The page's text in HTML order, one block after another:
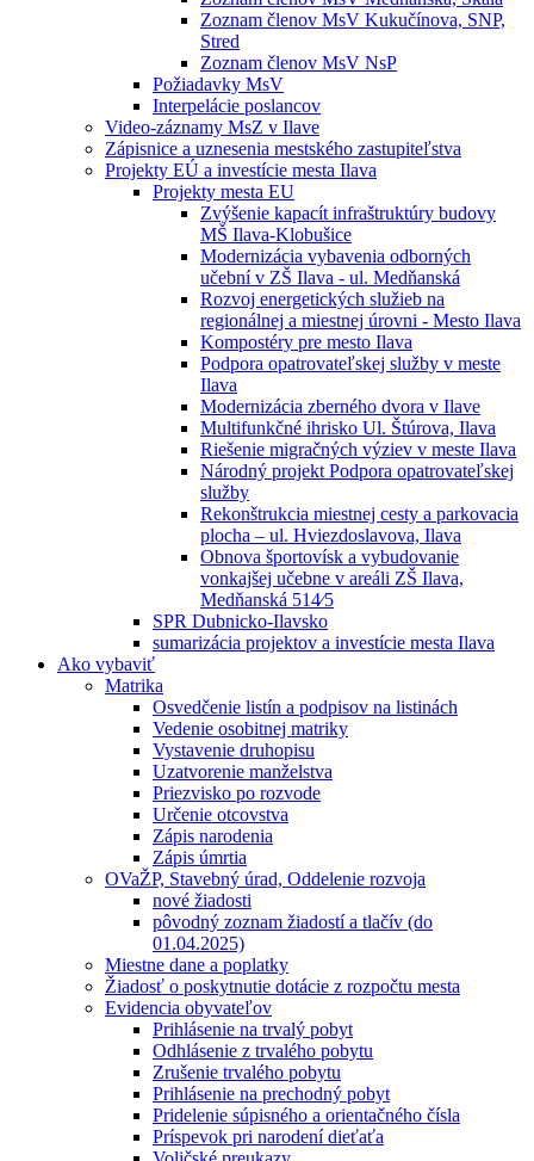
Zoznam členov MsV Kukučínova, SNP,
Stred
Zoznam členov MsV NsP
Požiadavky MsV
Interpelácie poslancov
Video-záznamy MsZ v Ilave
Zápisnice a uznesenia mestského zastupiteľstva
Projekty EÚ a investície mesta Ilava
Projekty mesta EU
Zvýšenie kapacít infraštruktúry budovy
MŠ Ilava-Klobušice
Modernizácia vybavenia odborných
učební v ZŠ Ilava - ul. Medňanská
Rozvoj energetických služieb na
regionálnej a miestnej úrovni - Mesto Ilava
Kompostéry pre mesto Ilava
Podpora opatrovateľskej služby v meste
Ilava
Modernizácia zberného dvora v Ilave
Multifunkčné ihrisko Ul. Štúrova, Ilava
Riešenie migračných výziev v meste Ilava
Národný projekt Podpora opatrovateľskej
služby
Rekonštrukcia miestnej cesty a parkovacia
plocha – ul. Hviezdoslavova, Ilava
Obnova športovísk a vybudovanie
vonkajšej učebne v areáli ZŠ Ilava,
Medňanská 514⁄5
SPR Dubnicko-Ilavsko
sumarizácia projektov a investície mesta Ilava
Ako vybaviť
Matrika
Osvedčenie listín a podpisov na listinách
Vedenie osobitnej matriky
Vystavenie druhopisu
Uzatvorenie manželstva
Priezvisko po rozvode
Určenie otcovstva
Zápis narodenia
Zápis úmrtia
OVaŽP, Stavebný úrad, Oddelenie rozvoja
nové žiadosti
pôvodný zoznam žiadostí a tlačív (do
01.04.2025)
Miestne dane a poplatky
Žiadosť o poskytnutie dotácie z rozpočtu mesta
Evidencia obyvateľov
Prihlásenie na trvalý pobyt
Odhlásenie z trvalého pobytu
Zrušenie trvalého pobytu
Prihlásenie na prechodný pobyt
Pridelenie súpisného a orientačného čísla
Príspevok pri narodení dieťaťa